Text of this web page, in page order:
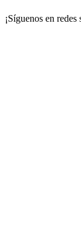
¡Síguenos en redes